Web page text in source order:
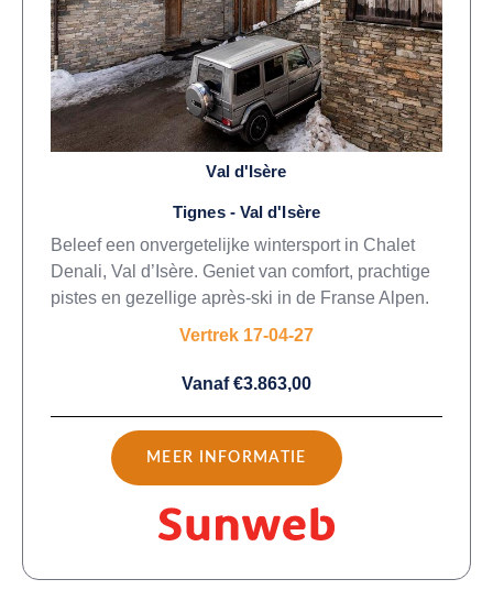
Val d'Isère
Tignes - Val d'Isère
Beleef een onvergetelijke wintersport in Chalet
Denali, Val d’Isère. Geniet van comfort, prachtige
pistes en gezellige après-ski in de Franse Alpen.
Vertrek 17-04-27
Vanaf €3.863,00
MEER INFORMATIE